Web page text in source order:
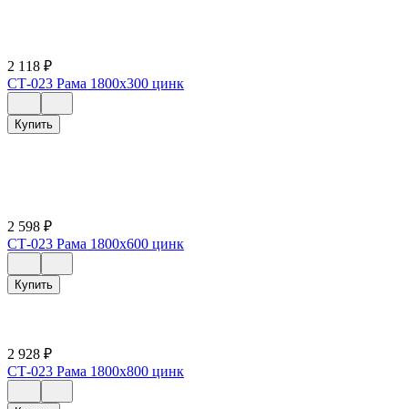
2 118 ₽
СТ-023 Рама 1800х300 цинк
Купить
2 598 ₽
СТ-023 Рама 1800х600 цинк
Купить
2 928 ₽
СТ-023 Рама 1800х800 цинк